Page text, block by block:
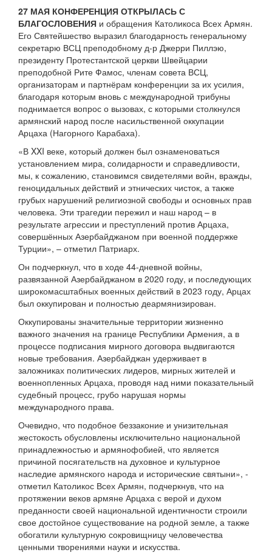
27 МАЯ КОНФЕРЕНЦИЯ ОТКРЫЛАСЬ С
БЛАГОСЛОВЕНИЯ и обращения Католикоса Всех Армян.
Его Святейшество выразил благодарность генеральному
секретарю ВСЦ преподобному д-р Джерри Пиллэю,
президенту Протестантской церкви Швейцарии
преподобной Рите Фамос, членам совета ВСЦ,
организаторам и партнёрам конференции за их усилия,
благодаря которым вновь с международной трибуны
поднимается вопрос о вызовах, с которыми столкнулся
армянский народ после насильственной оккупации
Арцаха (Нагорного Карабаха).
«В XXI веке, который должен был ознаменоваться
установлением мира, солидарности и справедливости,
мы, к сожалению, становимся свидетелями войн, вражды,
геноцидальных действий и этнических чисток, а также
грубых нарушений религиозной свободы и основных прав
человека. Эти трагедии пережил и наш народ – в
результате агрессии и преступлений против Арцаха,
совершённых Азербайджаном при военной поддержке
Турции», – отметил Патриарх.
Он подчеркнул, что в ходе 44-дневной войны,
развязанной Азербайджаном в 2020 году, и последующих
широкомасштабных военных действий в 2023 году, Арцах
был оккупирован и полностью деармянизирован.
Оккупированы значительные территории жизненно
важного значения на границе Республики Армения, а в
процессе подписания мирного договора выдвигаются
новые требования. Азербайджан удерживает в
заложниках политических лидеров, мирных жителей и
военнопленных Арцаха, проводя над ними показательный
судебный процесс, грубо нарушая нормы
международного права.
Очевидно, что подобное беззаконие и унизительная
жестокость обусловлены исключительно национальной
принадлежностью и армянофобией, что является
причиной посягательств на духовное и культурное
наследие армянского народа и исторические святыни», -
отметил Католикос Всех Армян, подчеркнув, что на
протяжении веков армяне Арцаха с верой и духом
преданности своей национальной идентичности строили
свое достойное существование на родной земле, а также
обогатили культурную сокровищницу человечества
ценными творениями науки и искусства.